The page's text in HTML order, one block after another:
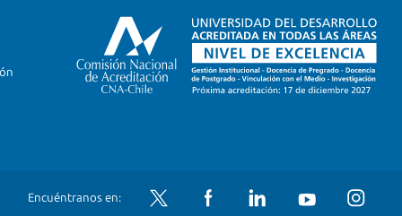
Encuéntranos en: Twitter FacebookLinkedIn YouTube Instagram